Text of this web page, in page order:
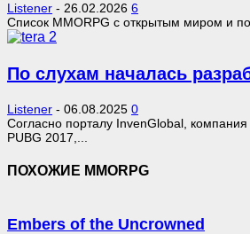
Listener - 26.02.2026 6
Список MMORPG с открытым миром и
По слухам началась
Listener - 06.08.2025 0
Согласно порталу InvenGlobal,
PUBG 2017,...
ПОХОЖИЕ MMORPG
Embers of the Uncrowned